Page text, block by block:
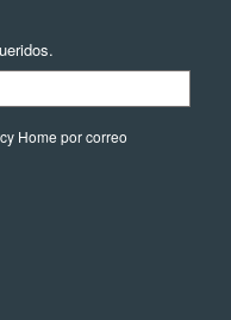
Home por correo